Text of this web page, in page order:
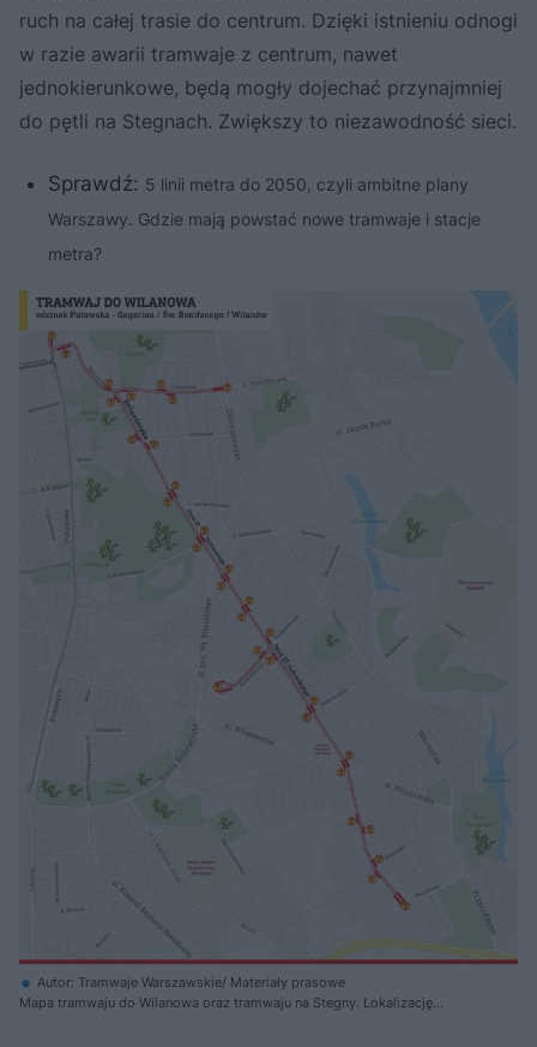
ruch na całej trasie do centrum. Dzięki istnieniu odnogi
w razie awarii tramwaje z centrum, nawet
jednokierunkowe, będą mogły dojechać przynajmniej
do pętli na Stegnach. Zwiększy to niezawodność sieci.
Sprawdź: 5 linii metra do 2050, czyli ambitne plany
Warszawy. Gdzie mają powstać nowe tramwaje i stacje
metra?
Autor: Tramwaje Warszawskie/ Materiały prasowe
Mapa tramwaju do Wilanowa oraz tramwaju na Stegny. Lokalizację